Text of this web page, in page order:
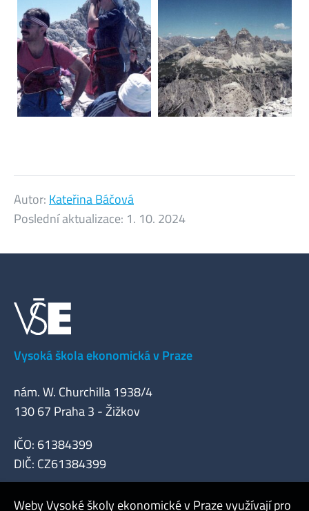
Autor: Kateřina Báčová
Poslední aktualizace: 1. 10. 2024
Vysoká škola ekonomická v Praze
nám. W. Churchilla 1938/4
130 67 Praha 3 - Žižkov
IČO: 61384399
DIČ: CZ61384399
Weby Vysoké školy ekonomické v Praze využívají pro